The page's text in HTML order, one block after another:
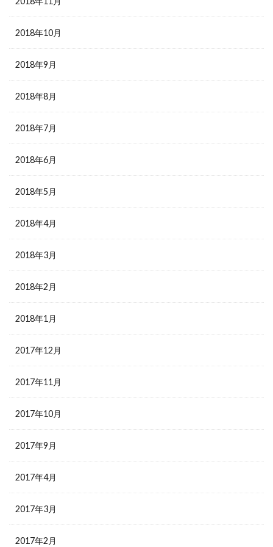
2018年10月
2018年9月
2018年8月
2018年7月
2018年6月
2018年5月
2018年4月
2018年3月
2018年2月
2018年1月
2017年12月
2017年11月
2017年10月
2017年9月
2017年4月
2017年3月
2017年2月